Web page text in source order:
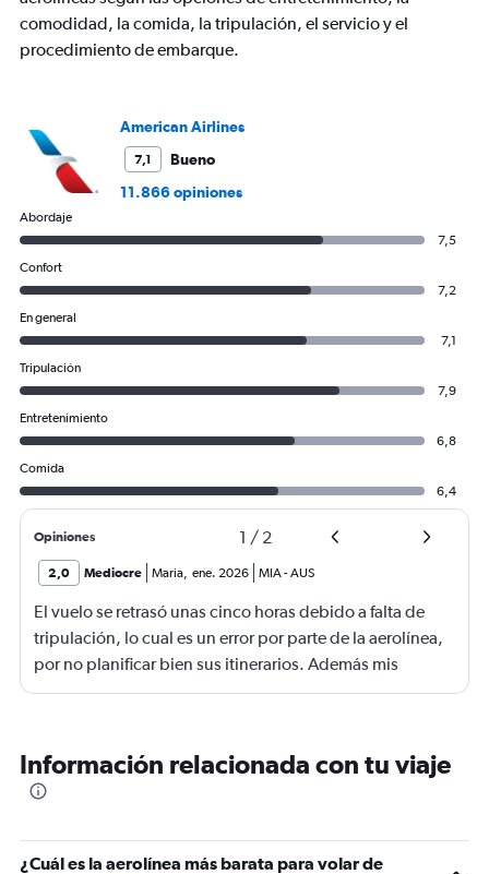
Avg.
Price
flights.
comodidad, la comida, la tripulación, el servicio y el
procedimiento de embarque.
American Airlines
7,1
Bueno
11.866 opiniones
Abordaje
7,5
Confort
7,2
En general
7,1
Tripulación
7,9
Entretenimiento
6,8
Comida
6,4
Opiniones 1 / 2
2,0 Mediocre Maria, ene. 2026 MIA-AUS
El vuelo se retrasó unas cinco horas debido a falta de
tripulación, lo cual es un error por parte de la aerolínea,
por no planificar bien sus itinerarios. Además mis
maletas llegaron destruidas. Pareciera que les hubieran
aerolínea Es pésima
Información relacionada con tu viaje
¿Cuál es la aerolínea más barata para volar de